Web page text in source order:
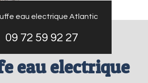
eau electrique Atlantic
09 72 59 92 27
eau electrique